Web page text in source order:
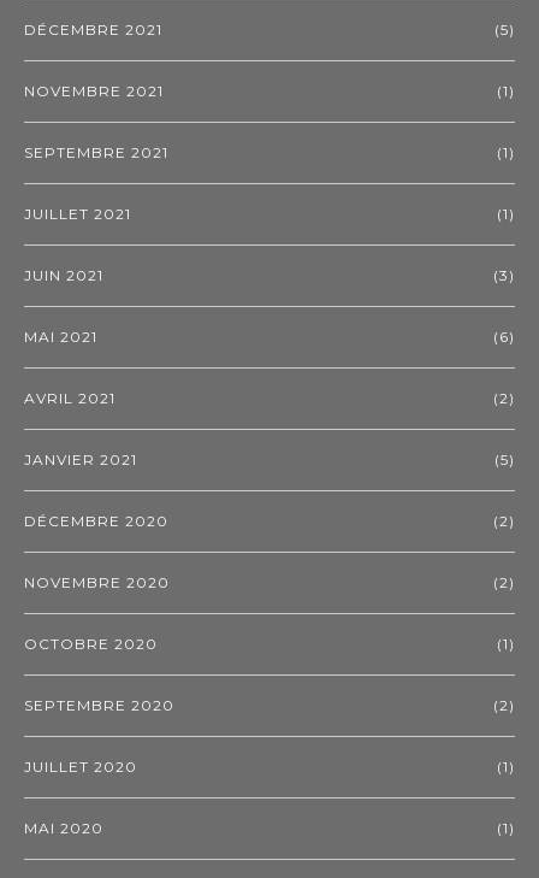
DÉCEMBRE 2021 (5)
NOVEMBRE 2021 (1)
SEPTEMBRE 2021 (1)
JUILLET 2021 (1)
JUIN 2021 (3)
MAI 2021 (6)
AVRIL 2021 (2)
JANVIER 2021 (5)
DÉCEMBRE 2020 (2)
NOVEMBRE 2020 (2)
OCTOBRE 2020 (1)
SEPTEMBRE 2020 (2)
JUILLET 2020 (1)
MAI 2020 (1)